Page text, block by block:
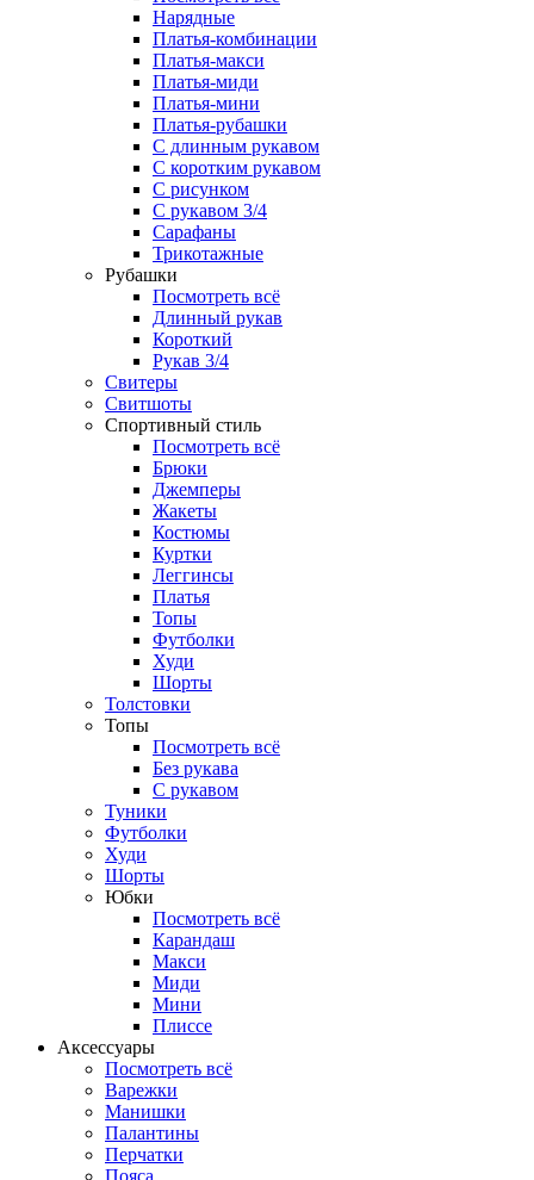
Нарядные
Платья-комбинации
Платья-макси
Платья-миди
Платья-мини
Платья-рубашки
С длинным рукавом
С коротким рукавом
С рисунком
С рукавом 3/4
Сарафаны
Трикотажные
Рубашки
Посмотреть всё
Длинный рукав
Короткий
Рукав 3/4
Свитеры
Свитшоты
Спортивный стиль
Посмотреть всё
Брюки
Джемперы
Жакеты
Костюмы
Куртки
Леггинсы
Платья
Топы
Футболки
Худи
Шорты
Толстовки
Топы
Посмотреть всё
Без рукава
С рукавом
Туники
Футболки
Худи
Шорты
Юбки
Посмотреть всё
Карандаш
Макси
Миди
Мини
Плиссе
Аксессуары
Посмотреть всё
Варежки
Манишки
Палантины
Перчатки
Пояса